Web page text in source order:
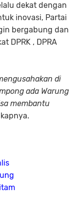
dekat dengan
inovasi, Partai
bergabung dan
DPRK , DPRA
di
ada Warung
membantu